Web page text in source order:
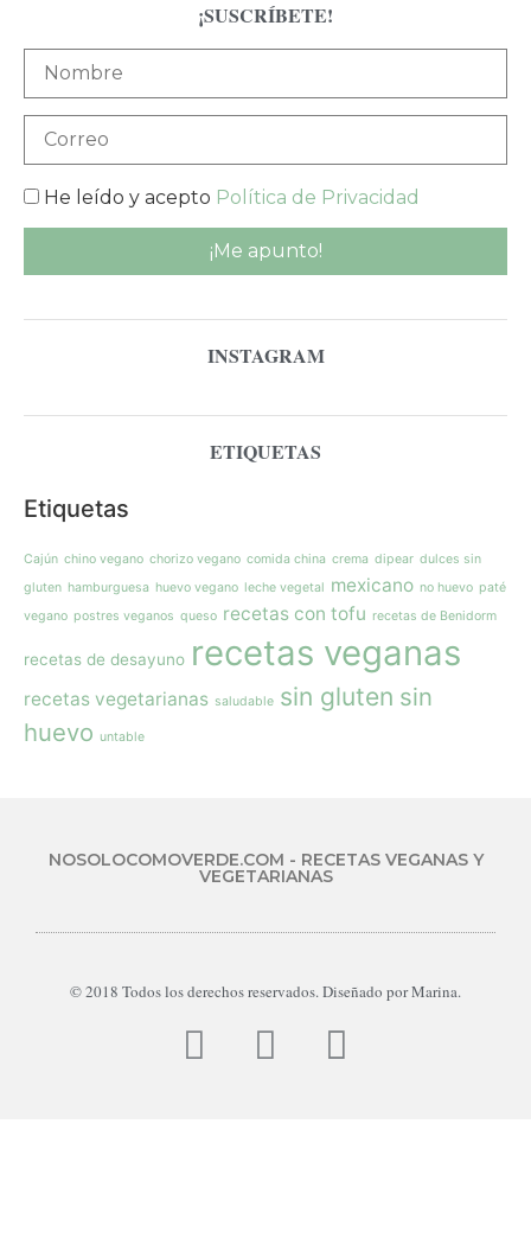
¡SUSCRÍBETE!
He leído y acepto Política de Privacidad
INSTAGRAM
ETIQUETAS
Etiquetas
Cajún chino vegano chorizo vegano comida china crema dipear dulces sin
gluten hamburguesa huevo vegano leche vegetal mexicano no huevo paté
vegano postres veganos queso recetas con tofu recetas de Benidorm
recetas de desayuno recetas veganas
recetas vegetarianas saludable sin gluten sin
huevo untable
NOSOLOCOMOVERDE.COM - RECETAS VEGANAS Y
VEGETARIANAS
© 2018 Todos los derechos reservados. Diseñado por Marina.